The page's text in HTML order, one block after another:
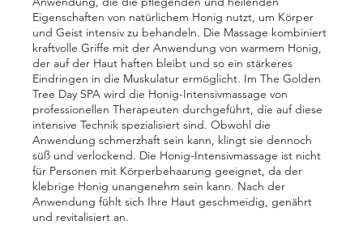
Eigenschaften von natürlichem Honig nutzt, um Körper
und Geist intensiv zu behandeln. Die Massage kombiniert
kraftvolle Griffe mit der Anwendung von warmem Honig,
der auf der Haut haften bleibt und so ein stärkeres
Eindringen in die Muskulatur ermöglicht. Im The Golden
Tree Day SPA wird die Honig-Intensivmassage von
professionellen Therapeuten durchgeführt, die auf diese
intensive Technik spezialisiert sind. Obwohl die
Anwendung schmerzhaft sein kann, klingt sie dennoch
süß und verlockend. Die Honig-Intensivmassage ist nicht
für Personen mit Körperbehaarung geeignet, da der
klebrige Honig unangenehm sein kann. Nach der
Anwendung fühlt sich Ihre Haut geschmeidig, genährt
und revitalisiert an.